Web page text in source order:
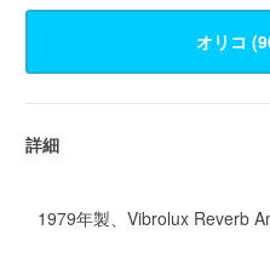
詳細
1979年製、Vibrolux Reverb